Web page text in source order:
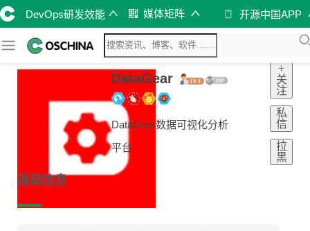
DevOps研发效能 媒体矩阵 开源中国APP
DataGear
DataGear数据可视化分析
平台
+
关
注
私
信
拉
黑
基础信息